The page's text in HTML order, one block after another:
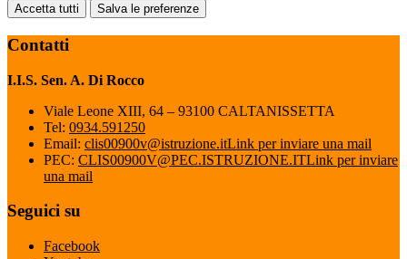
Accetta tutti Salva le preferenze
Contatti
I.I.S. Sen. A. Di Rocco
Viale Leone XIII, 64 – 93100 CALTANISSETTA
Tel: 0934.591250
Email: clis00900v@istruzione.itLink per inviare una mail
PEC: CLIS00900V@PEC.ISTRUZIONE.ITLink per inviare
una mail
Seguici su
Facebook